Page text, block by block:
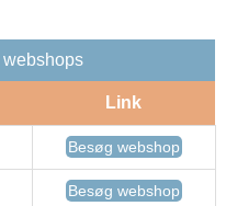
webshops
Link
Besøg webshop
Besøg webshop